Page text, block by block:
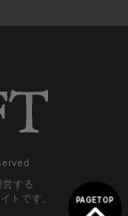
営する
トです。
PAGETOP